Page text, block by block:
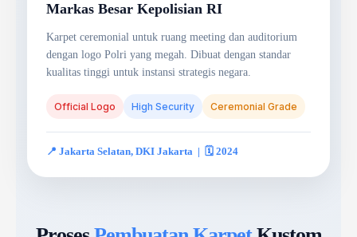
Markas Besar Kepolisian RI
Karpet ceremonial untuk ruang meeting dan auditorium
dengan logo Polri yang megah. Dibuat dengan standar
kualitas tinggi untuk instansi strategis negara.
Official Logo High Security Ceremonial Grade
📍 Jakarta Selatan, DKI Jakarta | 🗓️ 2024